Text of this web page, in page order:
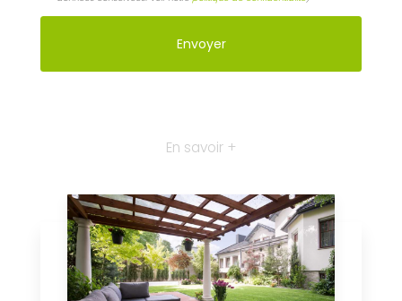
En savoir +